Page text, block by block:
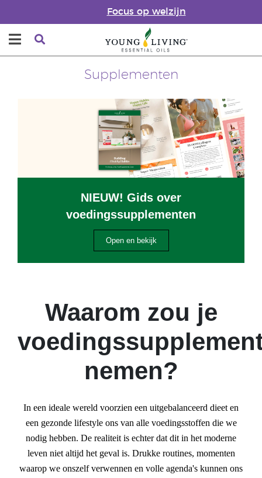
Focus op welzijn
Supplementen
NIEUW! Gids over
voedingssupplementen
Open en bekijk
Waarom zou je
nemen?
In een ideale wereld voorzien een uitgebalanceerd dieet en
een gezonde lifestyle ons van alle voedingsstoffen die we
nodig hebben. De realiteit is echter dat dit in het moderne
leven niet altijd het geval is. Drukke routines, momenten
waarop we onszelf verwennen en volle agenda's kunnen ons